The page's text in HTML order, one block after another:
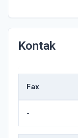
Kontak
Fax
-